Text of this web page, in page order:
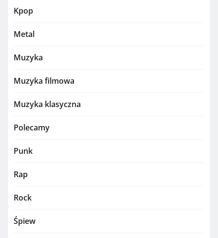
Kpop
Metal
Muzyka
Muzyka filmowa
Muzyka klasyczna
Polecamy
Punk
Rap
Rock
Śpiew